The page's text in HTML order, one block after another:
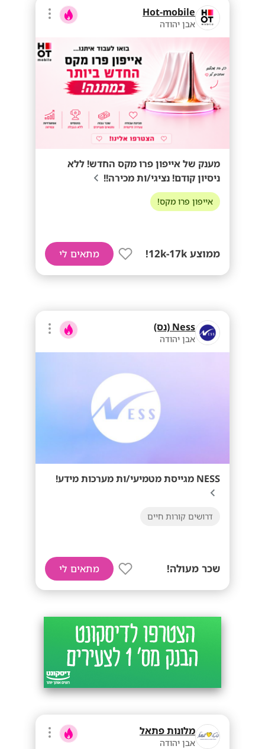
Hot-mobile
אבן יהודה
מענק של אייפון פרו מקס החדש! ללא
ניסיון קודם! נציגי/ות מכירה!!
אייפון פרו מקס!
ממוצע 12k-17k! מתאים לי
Ness (נס)
אבן יהודה
NESS מגייסת מטמיעי/ות מערכות מידע!
דרושים קורות חיים
שכר מעולה! מתאים לי
מלונות פתאל
אבן יהודה